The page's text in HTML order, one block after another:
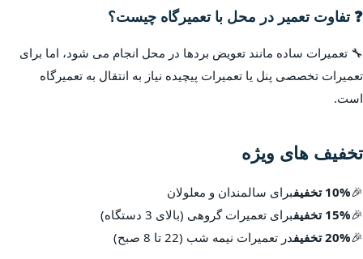
❓ تفاوت تعمیر در محل با تعمیرگاه چیست؟
🔧 تعمیرات ساده مانند تعویض بردها در محل انجام می شود، اما برای
تعمیرات تخصصی پنل یا تعمیرات پیچیده نیاز به انتقال به تعمیرگاه
است.
تخفیف های ویژه
🎉10% تخفیف
برای سالمندان و معلولان
🎉15% تخفیف
برای تعمیرات گروهی (بالای 3 دستگاه)
🎉20% تخفیف در تعمیرات نیمه شب (22 تا 8 صبح)